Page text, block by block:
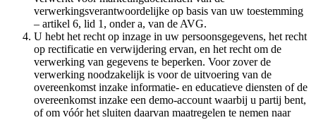
verwerkingsverantwoordelijke op basis van uw toestemming
– artikel 6, lid 1, onder a, van de AVG.
U hebt het recht op inzage in uw persoonsgegevens, het recht
op rectificatie en verwijdering ervan, en het recht om de
verwerking van gegevens te beperken. Voor zover de
verwerking noodzakelijk is voor de uitvoering van de
overeenkomst inzake informatie- en educatieve diensten of de
overeenkomst inzake een demo-account waarbij u partij bent,
of om vóór het sluiten daarvan maatregelen te nemen naar